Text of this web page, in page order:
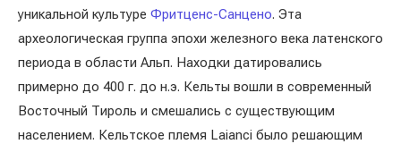
уникальной культуре Фритценс-Санцено. Эта
археологическая группа эпохи железного века латенского
периода в области Альп. Находки датировались
примерно до 400 г. до н.э. Кельты вошли в современный
Восточный Тироль и смешались с существующим
населением. Кельтское племя Laianci было решающим